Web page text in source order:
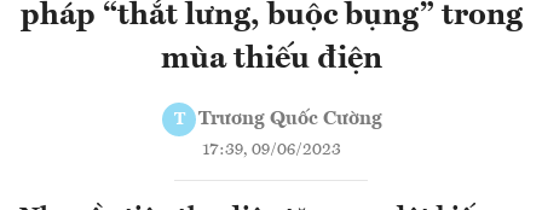
pháp “thắt lưng, buộc bụng” trong
mùa thiếu điện
T Trương Quốc Cường
17:39, 09/06/2023